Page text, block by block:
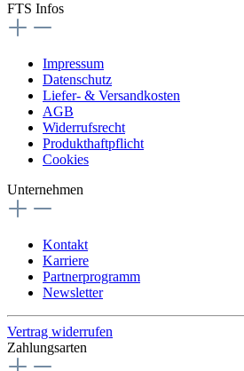
FTS Infos
Impressum
Datenschutz
Liefer- & Versandkosten
AGB
Widerrufsrecht
Produkthaftpflicht
Cookies
Unternehmen
Kontakt
Karriere
Partnerprogramm
Newsletter
Vertrag widerrufen
Zahlungsarten